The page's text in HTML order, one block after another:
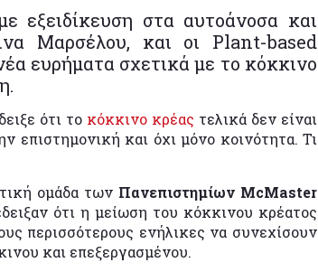
εξειδίκευση στα αυτοάνοσα και
Μαρσέλου, και οι Plant-based
ευρήματα σχετικά με το κόκκινο
ότι το κόκκινο κρέας τελικά δεν είναι
επιστημονική και όχι μόνο κοινότητα. Τι
ομάδα των Πανεπιστημίων McMaster
ότι η μείωση του κόκκινου κρέατος
περισσότερους ενήλικες να συνεχίσουν
και επεξεργασμένου.